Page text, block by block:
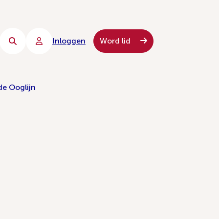
Inloggen Word lid
Ooglijn